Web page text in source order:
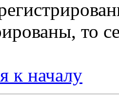
то
к началу